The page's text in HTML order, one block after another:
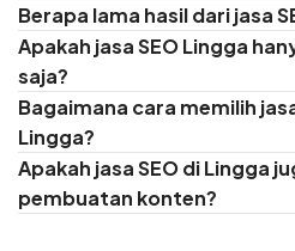
Berapa lama hasil dari jasa
Apakah jasa SEO Lingga
saja?
Bagaimana cara memilih
Lingga?
Apakah jasa SEO di Lingga
pembuatan konten?